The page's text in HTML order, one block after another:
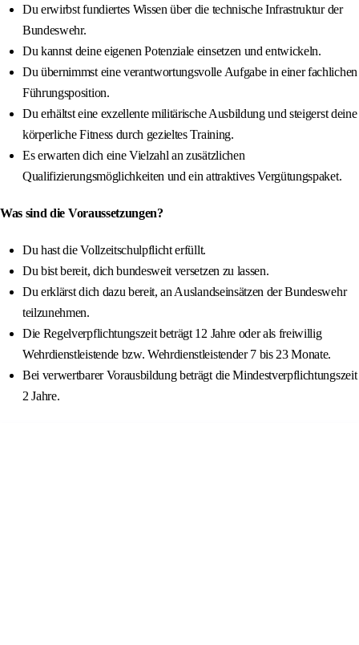
Du erwirbst fundiertes Wissen über die technische Infrastruktur der
Bundeswehr.
Du kannst deine eigenen Potenziale einsetzen und entwickeln.
Du übernimmst eine verantwortungsvolle Aufgabe in einer fachlichen
Führungsposition.
Du erhältst eine exzellente militärische Ausbildung und steigerst deine
körperliche Fitness durch gezieltes Training.
Es erwarten dich eine Vielzahl an zusätzlichen
Qualifizierungsmöglichkeiten und ein attraktives Vergütungspaket.
Was sind die Voraussetzungen?
Du hast die Vollzeitschulpflicht erfüllt.
Du bist bereit, dich bundesweit versetzen zu lassen.
Du erklärst dich dazu bereit, an Auslandseinsätzen der Bundeswehr
teilzunehmen.
Die Regelverpflichtungszeit beträgt 12 Jahre oder als freiwillig
Wehrdienstleistende bzw. Wehrdienstleistender 7 bis 23 Monate.
Bei verwertbarer Vorausbildung beträgt die Mindestverpflichtungszeit
2 Jahre.